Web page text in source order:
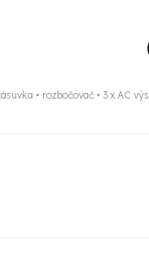
• rozbočovač • 3 x AC